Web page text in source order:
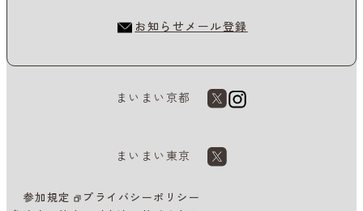
お知らせメール登録
まいまい京都
まいまい東京
参加規定
プライバシーポリシー